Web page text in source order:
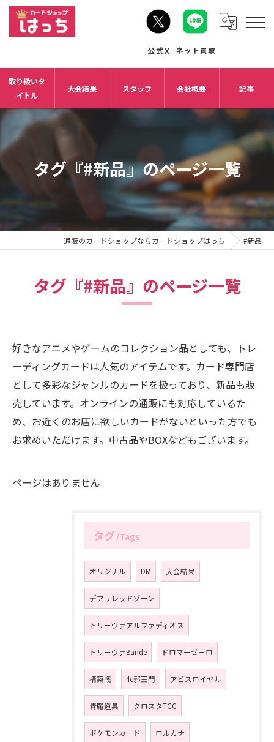
取り扱いタ
イトル
大会結果 スタッフ 会社概要 記事
タグ『#新品』のページ一覧
通販のカードショップならカードショップはっち #新品
タグ『#新品』のページ一覧
好きなアニメやゲームのコレクション品としても、トレ
ーディングカードは人気のアイテムです。カード専門店
として多彩なジャンルのカードを扱っており、新品も販
売しています。オンラインの通販にも対応しているた
め、お近くのお店に欲しいカードがないといった方でも
お求めいただけます。中古品やBOXなどもございます。
ページはありません
タグ Tags
オリジナル DM 大会結果
デアリレッドゾーン
トリーヴァアルファディオス
トリーヴァBande ドロマーゼーロ
構築戦 4c邪王門 アビスロイヤル
青魔道具 クロスタTCG
ポケモンカード ロルカナ